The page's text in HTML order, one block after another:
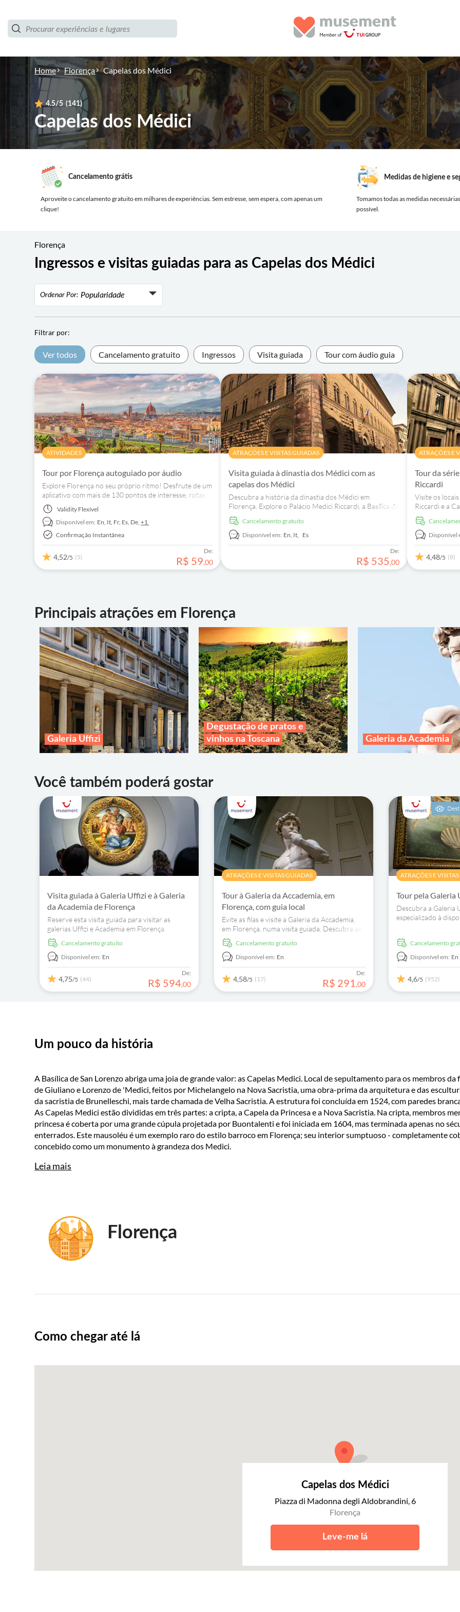
Home Florença Capelas dos Médici
4.5/5 (141)
Capelas dos Médici
Cancelamento grátis
Aproveite o cancelamento gratuito em milhares de experiências. Sem estresse, sem espera, com apenas um
clique!
Medidas de higiene e
Tomamos todas as medidas
possível.
Florença
Ingressos e visitas guiadas para as Capelas dos Médici
Ordenar Por: Popularidade
Preço mais baixo
Preço mais alto
Filtrar por:
Ver todos Cancelamento gratuito Ingressos Visita guiada Tour com áudio guia
ATIVIDADES
Tour por Florença autoguiado por áudio
Explore Florença no seu próprio ritmo! Desfrute de um
aplicativo com mais de 130 pontos de interesse, rotas
de transporte famosas, itinerários turísticos e tours a
pé.
Validity Flexível
Disponível em: En, It, Fr, Es, De,+1
Confirmação Instantânea
4,52/5 (5)
De:
R$ 59,00
ATRAÇÕES E VISITAS GUIADAS
Visita guiada à dinastia dos Médici com as
capelas dos Médici
Descubra a história da dinastia dos Médici em
Florença. Explore o Palácio Medici Riccardi, a Basílica de
São Lourenço e o Museu das Capelas dos Médici.
Cancelamento gratuito
Disponível em: En, It, Es
De:
R$ 535,00
ATRAÇÕES E
Tour da
Riccardi
Visite os
Riccardi e a
intrigas e os
Disponível
4,48/5 (8)
Principais atrações em Florença
Galeria Uffizi
Degustação de pratos e
vinhos na Toscana
Galeria da Academia
Você também poderá gostar
Visita guiada à Galeria Uffizi e à Galeria
da Academia de Florença
Reserve esta visita guiada para visitar as
galerias Uffizi e Academia em Florença.
Contemple as obras-primas de Botticelli e o
magnífico David de Michelangelo.
Cancelamento gratuito
Disponível em: En
4,75/5 (44)
De:
R$ 594,00
ATRAÇÕES E VISITAS GUIADAS
Tour à Galeria da Accademia, em
Florença, com guia local
Evite as filas e visite a Galeria da Accademia,
em Florença, numa visita guiada. Descubra as
maiores obras-primas de Michelangelo, como
o icónico David, com um guia local.
Cancelamento gratuito
Disponível em: En
4,58/5 (17)
De:
R$ 291,00
ATRAÇÕES E
Tour pela Galeria
Descubra a Galeria
especializado à
Cancelamento
Disponível em: En
4,6/5 (952)
Um pouco da história
A Basílica de San Lorenzo abriga uma joia de grande valor: as Capelas Medici. Local de sepultamento para os membros
de Giuliano e Lorenzo de 'Medici, feitos por Michelangelo na Nova Sacristia, uma obra-prima da arquitetura e das
da sacristia de Brunelleschi, mais tarde chamada de Velha Sacristia. A estrutura foi concluída em 1524, com paredes
As Capelas Medici estão divididas em três partes: a cripta, a Capela da Princesa e a Nova Sacristia. Na cripta, membros
princesa é coberta por uma grande cúpula projetada por Buontalenti e foi iniciada em 1604, mas terminada apenas no
enterrados. Este mausoléu é um exemplo raro do estilo barroco em Florença; seu interior sumptuoso - completamente
concebido como um monumento à grandeza dos Medici.
Leia mais
Florença
Como chegar até lá
Capelas dos Médici
Piazza di Madonna degli Aldobrandini, 6
Florença
Leve-me lá